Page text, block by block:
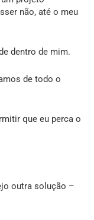
não, até o meu
dentro de mim.
de todo o
que eu perca o
outra solução –